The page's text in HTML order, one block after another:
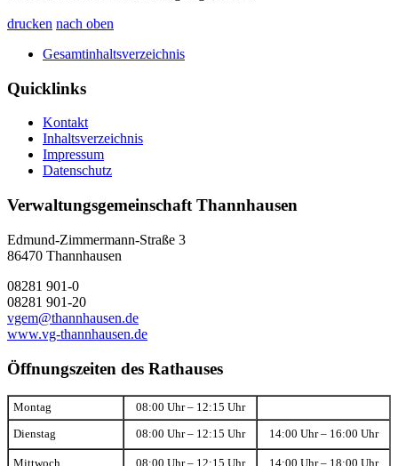
drucken nach oben
Gesamtinhaltsverzeichnis
Quicklinks
Kontakt
Inhaltsverzeichnis
Impressum
Datenschutz
Verwaltungsgemeinschaft Thannhausen
Edmund-Zimmermann-Straße 3
86470 Thannhausen
08281 901-0
08281 901-20
vgem@thannhausen.de
www.vg-thannhausen.de
Öffnungszeiten des Rathauses
Montag 08:00 Uhr – 12:15 Uhr
Dienstag 08:00 Uhr – 12:15 Uhr 14:00 Uhr – 16:00 Uhr